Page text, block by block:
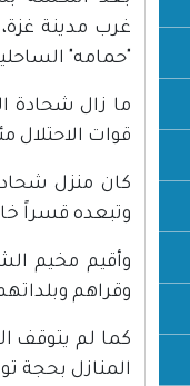
"حمامه"
قوات الاحتلال
كان منزل
وتبعده قسراً
وقراهم وبلداتهم في
كما لم يتوقف
المنازل بحجة